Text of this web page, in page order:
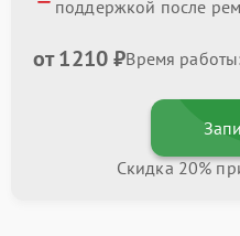
поддержкой после
от 1210 ₽Время
Скидка 20%